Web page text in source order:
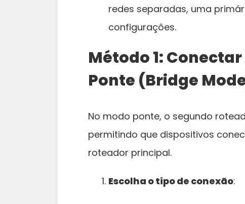
redes separadas, uma
configurações.
Método 1:
Ponte (Bridge
No modo ponte, o segundo
permitindo que dispositivos
roteador principal.
Escolha o tipo de conexão: